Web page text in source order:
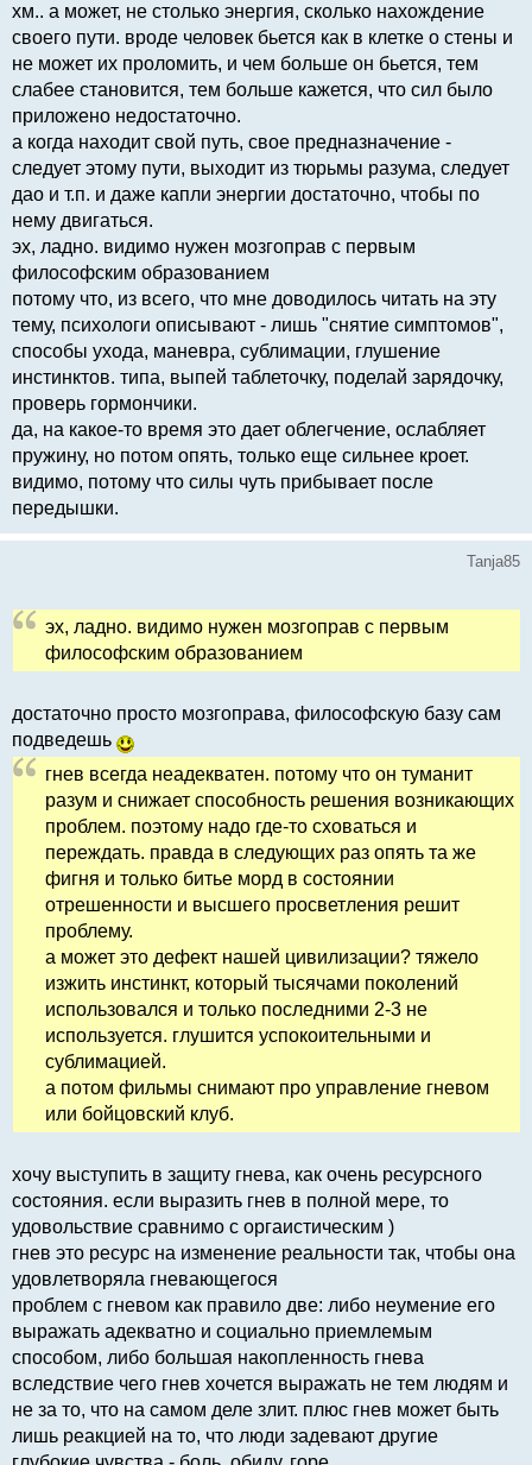
хм.. а может, не столько энергия, сколько нахождение
своего пути. вроде человек бьется как в клетке о стены и
не может их проломить, и чем больше он бьется, тем
слабее становится, тем больше кажется, что сил было
приложено недостаточно.
а когда находит свой путь, свое предназначение -
следует этому пути, выходит из тюрьмы разума, следует
дао и т.п. и даже капли энергии достаточно, чтобы по
нему двигаться.
эх, ладно. видимо нужен мозгоправ с первым
философским образованием
потому что, из всего, что мне доводилось читать на эту
тему, психологи описывают - лишь "снятие симптомов",
способы ухода, маневра, сублимации, глушение
инстинктов. типа, выпей таблеточку, поделай зарядочку,
проверь гормончики.
да, на какое-то время это дает облегчение, ослабляет
пружину, но потом опять, только еще сильнее кроет.
видимо, потому что силы чуть прибывает после
передышки.
Tanja85
эх, ладно. видимо нужен мозгоправ с первым
философским образованием
достаточно просто мозгоправа, философскую базу сам
подведешь
гнев всегда неадекватен. потому что он туманит
разум и снижает способность решения возникающих
проблем. поэтому надо где-то сховаться и
переждать. правда в следующих раз опять та же
фигня и только битье морд в состоянии
отрешенности и высшего просветления решит
проблему.
а может это дефект нашей цивилизации? тяжело
изжить инстинкт, который тысячами поколений
использовался и только последними 2-3 не
используется. глушится успокоительными и
сублимацией.
а потом фильмы снимают про управление гневом
или бойцовский клуб.
хочу выступить в защиту гнева, как очень ресурсного
состояния. если выразить гнев в полной мере, то
удовольствие сравнимо с оргаистическим )
гнев это ресурс на изменение реальности так, чтобы она
удовлетворяла гневающегося
проблем с гневом как правило две: либо неумение его
выражать адекватно и социально приемлемым
способом, либо большая накопленность гнева
вследствие чего гнев хочется выражать не тем людям и
не за то, что на самом деле злит. плюс гнев может быть
лишь реакцией на то, что люди задевают другие